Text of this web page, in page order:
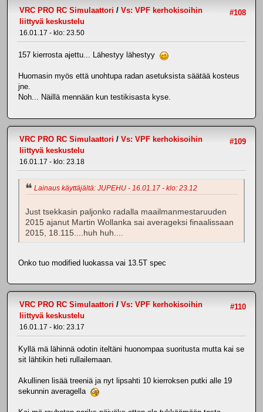
#108
VRC PRO RC Simulaattori / Vs: VPF kerhokisoihin
liittyvä keskustelu
16.01.17 - klo: 23.50
157 kierrosta ajettu... Lähestyy lähestyy
Huomasin myös että unohtupa radan asetuksista säätää kosteus
jne.
Noh... Näillä mennään kun testikisasta kyse.
#109
VRC PRO RC Simulaattori / Vs: VPF kerhokisoihin
liittyvä keskustelu
16.01.17 - klo: 23.18
Lainaus käyttäjältä: JUPEHU - 16.01.17 - klo: 23.12
Just tsekkasin paljonko radalla maailmanmestaruuden
2015 ajanut Martin Wollanka sai averageksi finaalissaan
2015, 18.115....huh huh....
Onko tuo modified luokassa vai 13.5T spec
#110
VRC PRO RC Simulaattori / Vs: VPF kerhokisoihin
liittyvä keskustelu
16.01.17 - klo: 23.17
Kyllä mä lähinnä odotin iteltäni huonompaa suoritusta mutta kai se
sit lähtikin heti rullailemaan.
Akullinen lisää treeniä ja nyt lipsahti 10 kierroksen putki alle 19
sekunnin averagella